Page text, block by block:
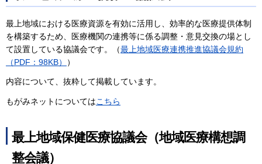
最上地域における医療資源を有効に活用し、効率的な医療提供体制
を構築するため、医療機関の連携等に係る調整・意見交換の場とし
て設置している協議会です。（最上地域医療連携推進協議会規約
（PDF：98KB）
）
内容について、抜粋して掲載しています。
もがみネットについてはこちら
最上地域保健医療協議会（地域医療構想調
整会議）